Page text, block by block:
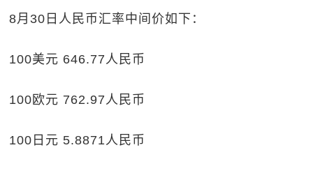
8月30日人民币汇率中间价如下：
100美元 646.77人民币
100欧元 762.97人民币
100日元 5.8871人民币